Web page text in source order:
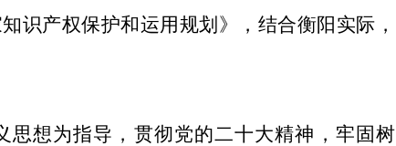
识产权保护和运用规划》，结合衡阳实际，
思想为指导，贯彻党的二十大精神，牢固树